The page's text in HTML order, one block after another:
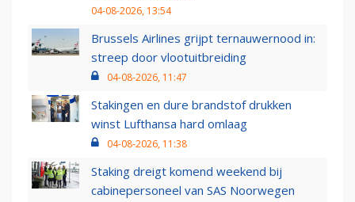
04-08-2026, 13:54
Brussels Airlines grijpt ternauwernood in:
streep door vlootuitbreiding
04-08-2026, 11:47
Stakingen en dure brandstof drukken
winst Lufthansa hard omlaag
04-08-2026, 11:38
Staking dreigt komend weekend bij
cabinepersoneel van SAS Noorwegen